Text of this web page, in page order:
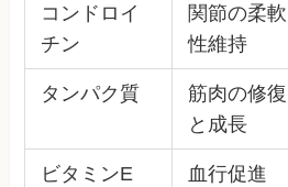
コンドロイ
チン
関節の柔軟
性維持
タンパク質
筋肉の修復
と成長
ビタミンE 血行促進